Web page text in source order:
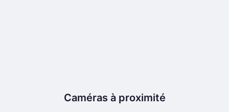
Caméras à proximité